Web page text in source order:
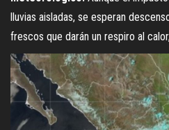
lluvias aisladas, se esperan
frescos que darán un respiro al